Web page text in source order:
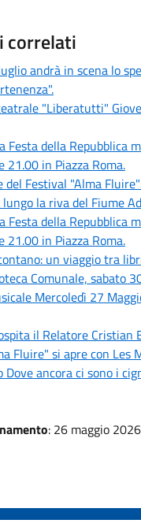
correlati
andrà in scena lo
"Liberatutti"
Festa della Repubblica
21.00 in Piazza Roma.
del Festival "Alma
la riva del Fiume
Festa della Repubblica
21.00 in Piazza Roma.
un viaggio tra
Comunale, sabato
Mercoledì 27
il Relatore Cristian
Fluire" si apre con Les
Dove ancora ci sono i
: 26 maggio